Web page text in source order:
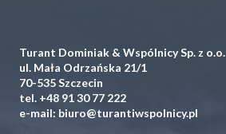
Turant Dominiak & Wspólnicy Sp. z o.o.
ul. Mała Odrzańska 21/1
70-535 Szczecin
tel. +48 91 30 77 222
e-mail: biuro@turantiwspolnicy.pl